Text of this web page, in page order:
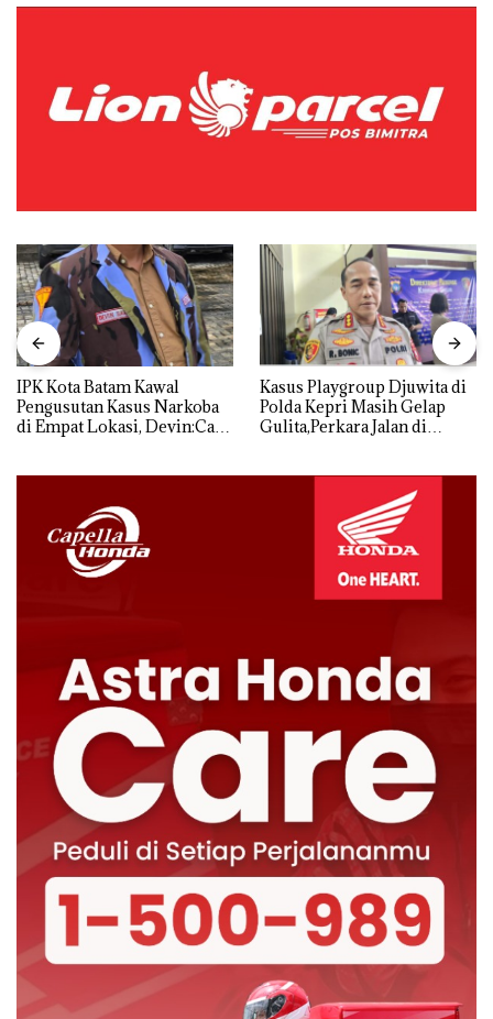
IPK Kota Batam Kawal
Pengusutan Kasus Narkoba
di Empat Lokasi, Devin:Cari
Kasus Playgroup Djuwita di
Polda Kepri Masih Gelap
Gulita,Perkara Jalan di